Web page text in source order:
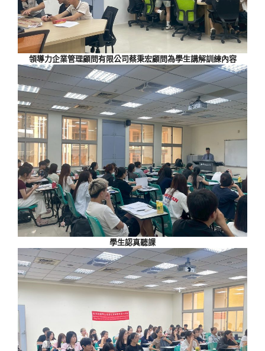
領導力企業管理顧問有限公司蔡秉宏顧問為學生講解訓練內容
學生認真聽課